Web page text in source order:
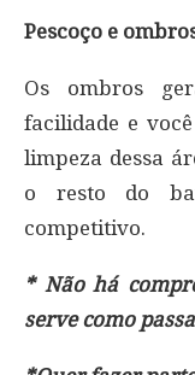
Pescoço e
Os ombros
facilidade e
limpeza dessa
o resto do
competitivo.
* Não há
serve como